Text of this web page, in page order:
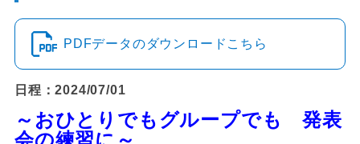
PDFデータのダウンロードこちら
日程：2024/07/01
～おひとりでもグループでも 発表
会の練習に～